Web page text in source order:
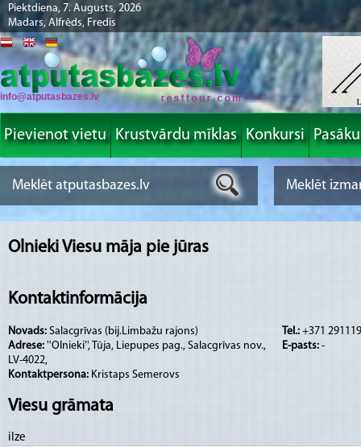
Piektdiena, 7. Augusts, 2026
Madars, Alfrēds, Fredis
info@atputasbazes.lv
Pievienot vietu Krustvārdu mīklas Konkursi
Olnieki Viesu māja pie jūras
Kontaktinformācija
Novads: Salacgrīvas (bij.Limbažu rajons)
Adrese: ''Olnieki'', Tūja, Liepupes pag., Salacgrīvas nov.,
LV-4022,
Kontaktpersona: Kristaps Semerovs
Tel.: +371
E-pasts: -
Viesu grāmata
ilze